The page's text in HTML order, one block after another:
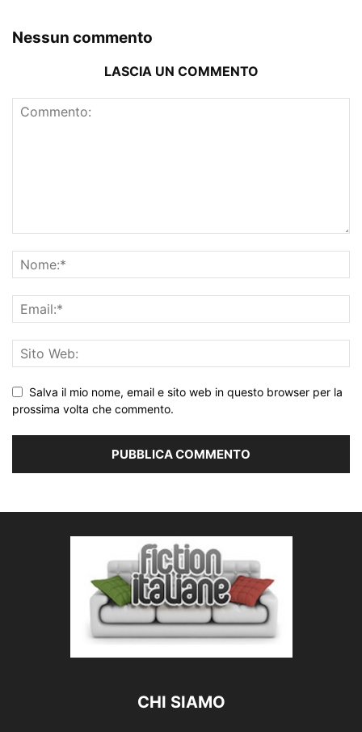
Nessun commento
LASCIA UN COMMENTO
Salva il mio nome, email e sito web in questo browser per la
prossima volta che commento.
CHI SIAMO